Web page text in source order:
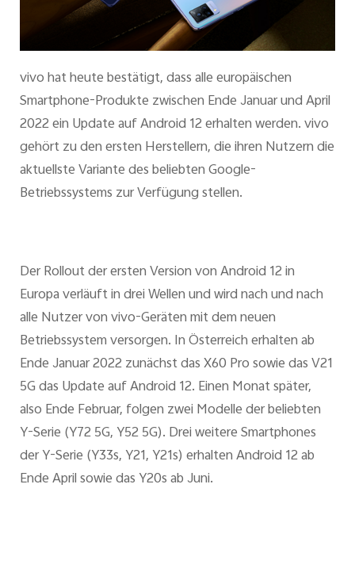
vivo hat heute bestätigt, dass alle europäischen
Smartphone-Produkte zwischen Ende Januar und April
2022 ein Update auf Android 12 erhalten werden. vivo
gehört zu den ersten Herstellern, die ihren Nutzern die
aktuellste Variante des beliebten Google-
Betriebssystems zur Verfügung stellen.
Der Rollout der ersten Version von Android 12 in
Europa verläuft in drei Wellen und wird nach und nach
alle Nutzer von vivo-Geräten mit dem neuen
Betriebssystem versorgen. In Österreich erhalten ab
Ende Januar 2022 zunächst das X60 Pro sowie das V21
5G das Update auf Android 12. Einen Monat später,
also Ende Februar, folgen zwei Modelle der beliebten
Y-Serie (Y72 5G, Y52 5G). Drei weitere Smartphones
der Y-Serie (Y33s, Y21, Y21s) erhalten Android 12 ab
Ende April sowie das Y20s ab Juni.